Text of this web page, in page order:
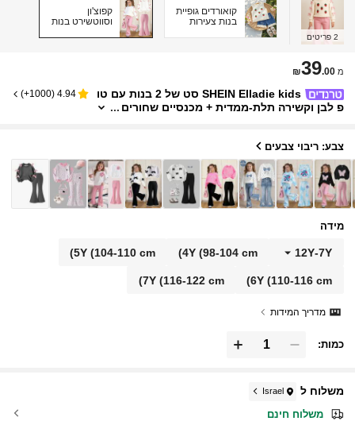
2 פריטים
קואורדים גופיית
בנות צעירות
קפוצ'ון
וסווטשירט בנות
מ ₪39.00
SHEIN Elladie kids סט של 2 בנות עם טו
פ לבן וקשירה תלת-ממדית + מכנסיים שחורים
ירה מתוקה ומסוגננת, מתאימה לחזרה לבית הספר,
טיולים, סגנון רחוב
4.94
(
1000+
)
צבע: ריבוי צבעים
מידה
7Y
-
12Y
4Y(98-104 cm)
5Y(104-110 cm)
6Y (110-116 cm)
7Y(116-122 cm)
מדריך המידות
כמות:
משלוח ל Israel
משלוח חינם